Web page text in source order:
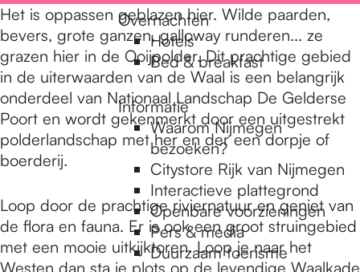
Overnachten
Hotels
Bed & breakfast
Informatie
Waarom Nijmegen
bezoeken?
Citystore Rijk van Nijmegen
Interactieve plattegrond
Openbare voorzieningen
Pers & media
Duurzaam toerisme
Het is oppassen geblazen hier. Wilde paarden,
bevers, grote ganzen, galloway runderen... ze
grazen hier in de Ooijpolder. Dit prachtige gebied
in de uiterwaarden van de Waal is een belangrijk
onderdeel van Nationaal Landschap De Gelderse
Poort en wordt gekenmerkt door een uitgestrekt
polderlandschap met her en der een dorpje of
boerderij.
Loop door de prachtige riviernatuur en geniet van
de flora en fauna. Er is ook een groot struingebied
met een mooie uitkijktoren. Loop je naar het
Westen dan sta je plots op de levendige Waalkade